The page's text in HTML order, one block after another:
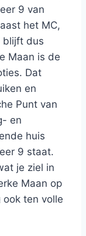
9 van
het MC,
blijft dus
Maan is de
Dat
en
Punt van
en
huis
9 staat.
je ziel in
Maan op
ook ten volle